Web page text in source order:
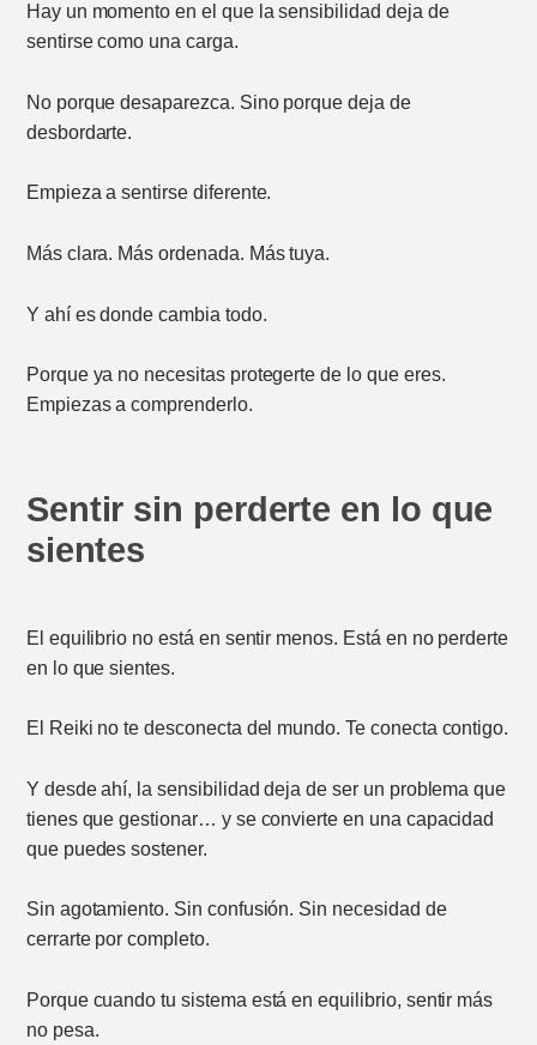
Hay un momento en el que la sensibilidad deja de
sentirse como una carga.
No porque desaparezca. Sino porque deja de
desbordarte.
Empieza a sentirse diferente.
Más clara. Más ordenada. Más tuya.
Y ahí es donde cambia todo.
Porque ya no necesitas protegerte de lo que eres.
Empiezas a comprenderlo.
Sentir sin perderte en lo que
sientes
El equilibrio no está en sentir menos. Está en no perderte
en lo que sientes.
El Reiki no te desconecta del mundo. Te conecta contigo.
Y desde ahí, la sensibilidad deja de ser un problema que
tienes que gestionar… y se convierte en una capacidad
que puedes sostener.
Sin agotamiento. Sin confusión. Sin necesidad de
cerrarte por completo.
Porque cuando tu sistema está en equilibrio, sentir más
no pesa.